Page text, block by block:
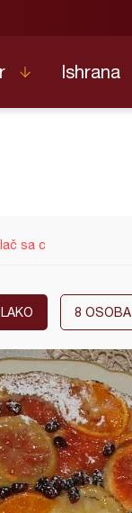
Ishrana
sa c
LAKO 8 OSOBA